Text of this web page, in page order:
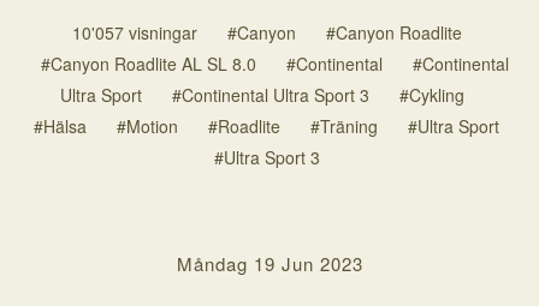
10'057 visningar #Canyon
#Canyon Roadlite
#Canyon Roadlite AL SL 8.0
#Continental
#Continental
Ultra Sport
#Continental Ultra Sport 3
#Cykling
#Hälsa
#Motion #Roadlite #Träning
#Ultra Sport
#Ultra Sport 3
Måndag 19 Jun 2023